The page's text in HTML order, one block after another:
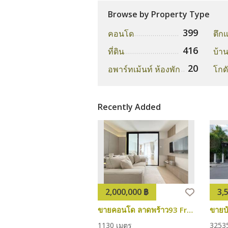
Browse by Property Type
399
คอนโด
416
ที่ดิน
20
อพาร์ทเม้นท์ ห้องพัก โก
Recently Added
ขายคอนโด ลาดพร้าว93 Free Island ฟรีไอซ์แลนด์ คอนโดสไตร์ Duplex 2ห้องนอน ใหม่พร้อมอยู่
1 1 30 เมตร
2,000,000 ฿
32